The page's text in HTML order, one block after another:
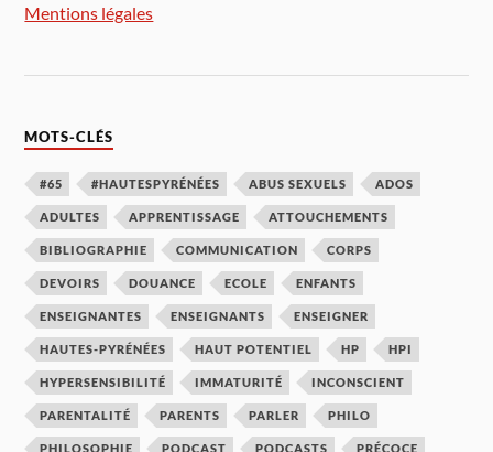
Mentions légales
MOTS-CLÉS
#65 #HAUTESPYRÉNÉES ABUS SEXUELS ADOS
ADULTES APPRENTISSAGE ATTOUCHEMENTS
BIBLIOGRAPHIE COMMUNICATION CORPS
DEVOIRS DOUANCE ECOLE ENFANTS
ENSEIGNANTES ENSEIGNANTS ENSEIGNER
HAUTES-PYRÉNÉES HAUT POTENTIEL HP HPI
HYPERSENSIBILITÉ IMMATURITÉ INCONSCIENT
PARENTALITÉ PARENTS PARLER PHILO
PHILOSOPHIE PODCAST PODCASTS PRÉCOCE